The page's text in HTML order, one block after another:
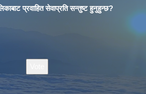
प्रवाहित सेवाप्रति सन्तुष्ट हुनुहुन्छ?